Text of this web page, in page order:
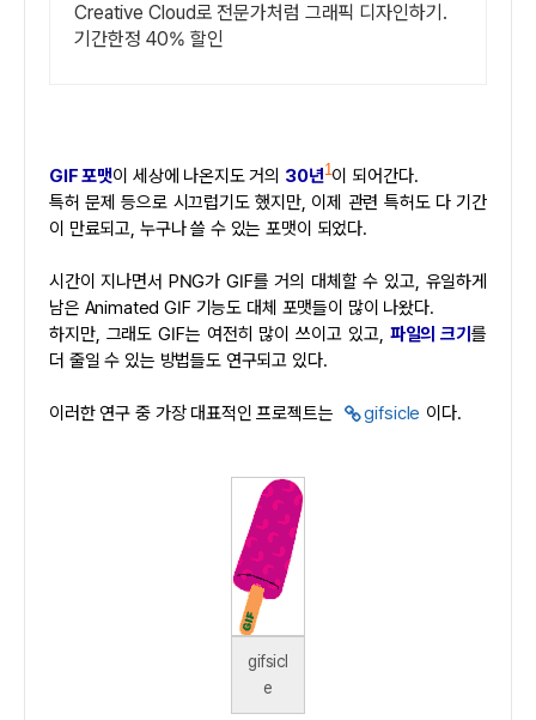
Creative Cloud로 전문가처럼 그래픽 디자인하기.
기간한정 40% 할인
GIF 포맷이 세상에 나온지도 거의 30년1이 되어간다.
특허 문제 등으로 시끄럽기도 했지만, 이제 관련 특허도 다 기간
이 만료되고, 누구나 쓸 수 있는 포맷이 되었다.
시간이 지나면서 PNG가 GIF를 거의 대체할 수 있고, 유일하게
남은 Animated GIF 기능도 대체 포맷들이 많이 나왔다.
하지만, 그래도 GIF는 여전히 많이 쓰이고 있고, 파일의 크기를
더 줄일 수 있는 방법들도 연구되고 있다.
이러한 연구 중 가장 대표적인 프로젝트는 gifsicle 이다.
gifsicl
e